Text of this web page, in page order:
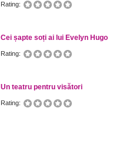
Rating:
Cei șapte soți ai lui Evelyn Hugo
Rating:
Un teatru pentru visători
Rating: